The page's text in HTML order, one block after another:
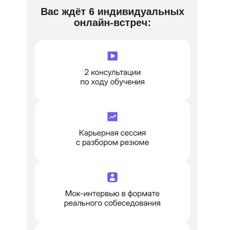
Вас ждёт 6 индивидуальных
онлайн-встреч: